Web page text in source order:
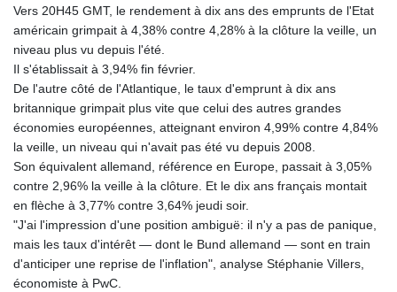
Vers 20H45 GMT, le rendement à dix ans des emprunts de l'Etat
américain grimpait à 4,38% contre 4,28% à la clôture la veille, un
niveau plus vu depuis l'été.
Il s'établissait à 3,94% fin février.
De l'autre côté de l'Atlantique, le taux d'emprunt à dix ans
britannique grimpait plus vite que celui des autres grandes
économies européennes, atteignant environ 4,99% contre 4,84%
la veille, un niveau qui n'avait pas été vu depuis 2008.
Son équivalent allemand, référence en Europe, passait à 3,05%
contre 2,96% la veille à la clôture. Et le dix ans français montait
en flèche à 3,77% contre 3,64% jeudi soir.
"J'ai l'impression d'une position ambiguë: il n'y a pas de panique,
mais les taux d'intérêt — dont le Bund allemand — sont en train
d'anticiper une reprise de l'inflation", analyse Stéphanie Villers,
économiste à PwC.